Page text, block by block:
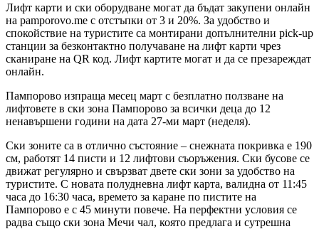
Лифт карти и ски оборудване могат да бъдат закупени онлайн
на pamporovo.me с отстъпки от 3 и 20%. За удобство и
спокойствие на туристите са монтирани допълнителни pick-up
станции за безконтактно получаване на лифт карти чрез
сканиране на QR код. Лифт картите могат и да се презареждат
онлайн.
Пампорово изпраща месец март с безплатно ползване на
лифтовете в ски зона Пампорово за всички деца до 12
ненавършени години на дата 27-ми март (неделя).
Ски зоните са в отлично състояние – снежната покривка е 190
см, работят 14 писти и 12 лифтови съоръжения. Ски бусове се
движат регулярно и свързват двете ски зони за удобство на
туристите. С новата полудневна лифт карта, валидна от 11:45
часа до 16:30 часа, времето за каране по пистите на
Пампорово е с 45 минути повече. На перфектни условия се
радва също ски зона Мечи чал, която предлага и сутрешна